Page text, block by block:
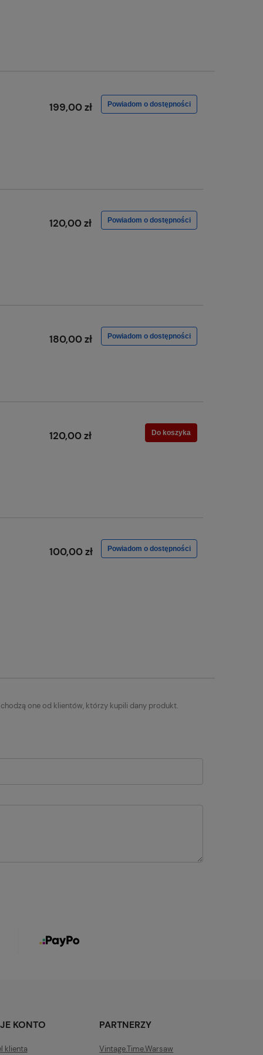
199,00 zł Powiadom o dostępności
120,00 zł Powiadom o dostępności
180,00 zł Powiadom o dostępności
120,00 zł Do koszyka
100,00 zł Powiadom o dostępności
one od klientów, którzy kupili dany produkt.
KONTO
klienta
PARTNERZY
Vintage.Time.Warsaw